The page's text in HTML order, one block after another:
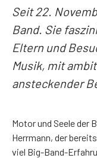
Seit 22.
Band. Sie
Eltern und
Musik, mit
ansteckender
Motor und Seele der
Herrmann, der
viel Big-Band-